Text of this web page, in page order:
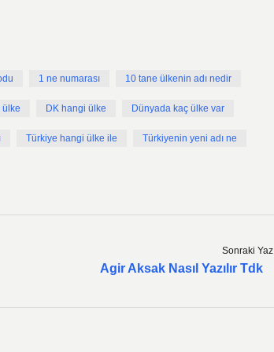
1 ne numarası 10 tane ülkenin adı nedir
ülke DK hangi ülke Dünyada kaç ülke var
Türkiye hangi ülke ile Türkiyenin yeni adı ne
Sonraki
Agir Aksak Nasıl Yazılır Tdk